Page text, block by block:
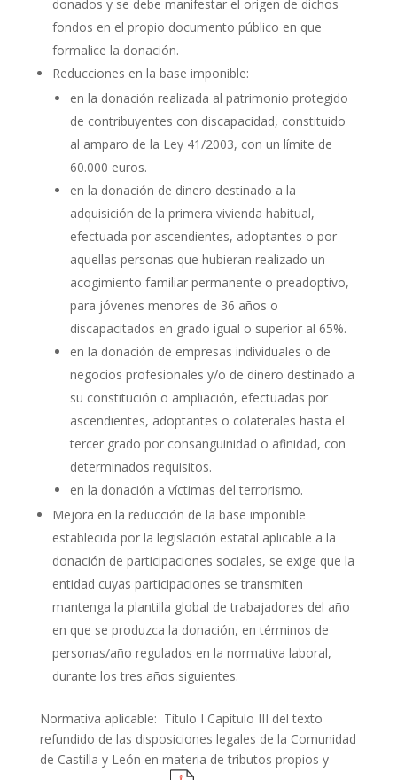
donados y se debe manifestar el origen de dichos
fondos en el propio documento público en que
formalice la donación.
Reducciones en la base imponible:
en la donación realizada al patrimonio protegido
de contribuyentes con discapacidad, constituido
al amparo de la Ley 41/2003, con un límite de
60.000 euros.
en la donación de dinero destinado a la
adquisición de la primera vivienda habitual,
efectuada por ascendientes, adoptantes o por
aquellas personas que hubieran realizado un
acogimiento familiar permanente o preadoptivo,
para jóvenes menores de 36 años o
discapacitados en grado igual o superior al 65%.
en la donación de empresas individuales o de
negocios profesionales y/o de dinero destinado a
su constitución o ampliación, efectuadas por
ascendientes, adoptantes o colaterales hasta el
tercer grado por consanguinidad o afinidad, con
determinados requisitos.
en la donación a víctimas del terrorismo.
Mejora en la reducción de la base imponible
establecida por la legislación estatal aplicable a la
donación de participaciones sociales, se exige que la
entidad cuyas participaciones se transmiten
mantenga la plantilla global de trabajadores del año
en que se produzca la donación, en términos de
personas/año regulados en la normativa laboral,
durante los tres años siguientes.
Normativa aplicable: Título I Capítulo III del texto
refundido de las disposiciones legales de la Comunidad
de Castilla y León en materia de tributos propios y